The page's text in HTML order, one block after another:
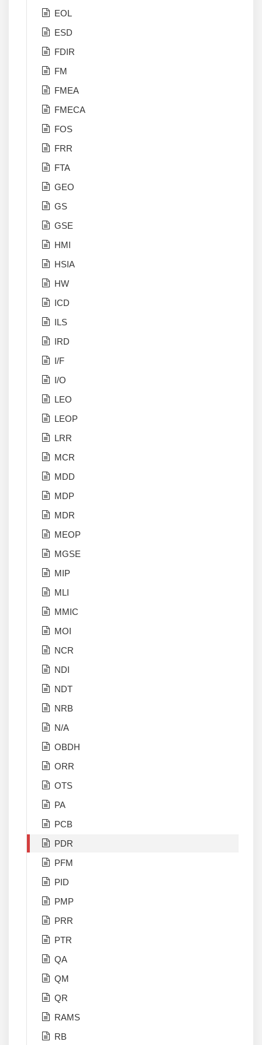
EOL
ESD
FDIR
FM
FMEA
FMECA
FOS
FRR
FTA
GEO
GS
GSE
HMI
HSIA
HW
ICD
ILS
IRD
I/F
I/O
LEO
LEOP
LRR
MCR
MDD
MDP
MDR
MEOP
MGSE
MIP
MLI
MMIC
MOI
NCR
NDI
NDT
NRB
N/A
OBDH
ORR
OTS
PA
PCB
PDR
PFM
PID
PMP
PRR
PTR
QA
QM
QR
RAMS
RB